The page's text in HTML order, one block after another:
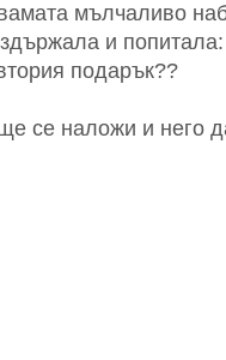
мълчаливо
и попитала:
подарък??
се наложи и него